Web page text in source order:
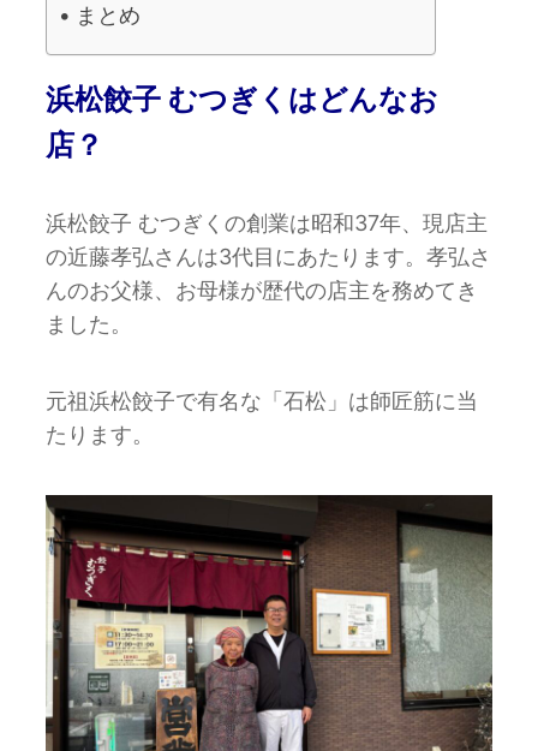
まとめ
浜松餃子 むつぎくはどんなお
店？
浜松餃子 むつぎくの創業は昭和37年、現店主
の近藤孝弘さんは3代目にあたります。孝弘さ
んのお父様、お母様が歴代の店主を務めてき
ました。
元祖浜松餃子で有名な「石松」は師匠筋に当
たります。